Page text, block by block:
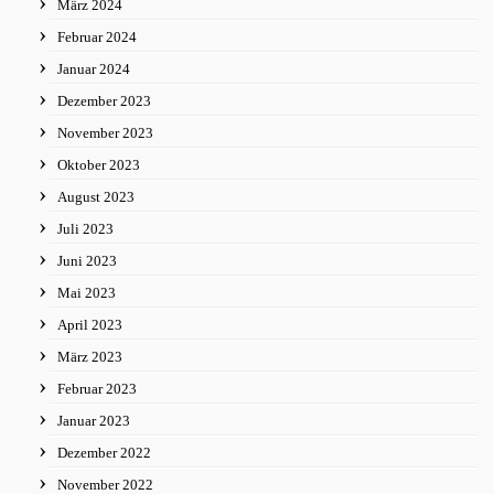
März 2024
Februar 2024
Januar 2024
Dezember 2023
November 2023
Oktober 2023
August 2023
Juli 2023
Juni 2023
Mai 2023
April 2023
März 2023
Februar 2023
Januar 2023
Dezember 2022
November 2022